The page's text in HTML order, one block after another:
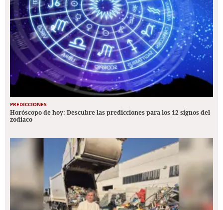
PREDICCIONES
Horóscopo de hoy: Descubre las predicciones para los 12 signos del
zodiaco